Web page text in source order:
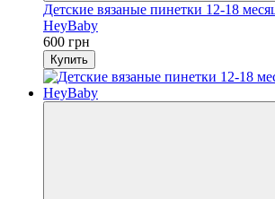
Детские вязаные пинетки 12-18
HeyBaby
600 грн
Купить